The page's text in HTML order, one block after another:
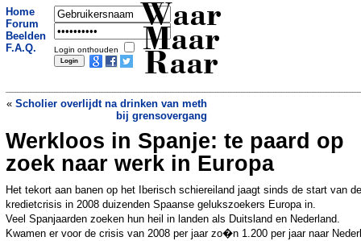
Home
Forum
Beelden
F.A.Q.
Login onthouden
Waar
Maar
Raar
« Scholier overlijdt na drinken van meth
bij grensovergang
Supermarkt vreest voor bierbaby»
Werkloos in Spanje: te paard op
zoek naar werk in Europa
Het tekort aan banen op het Iberisch schiereiland jaagt sinds de start van de
kredietcrisis in 2008 duizenden Spaanse gelukszoekers Europa in.
Veel Spanjaarden zoeken hun heil in landen als Duitsland en Nederland.
Kwamen er voor de crisis van 2008 per jaar zo�n 1.200 per jaar naar